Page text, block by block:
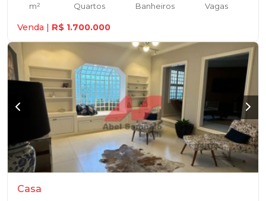
m²
Quartos
Banheiros
Vagas
Venda | R$ 1.700.000
Casa